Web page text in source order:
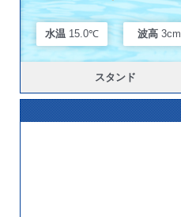
水温 15.0℃ 波高 3cm
スタンド